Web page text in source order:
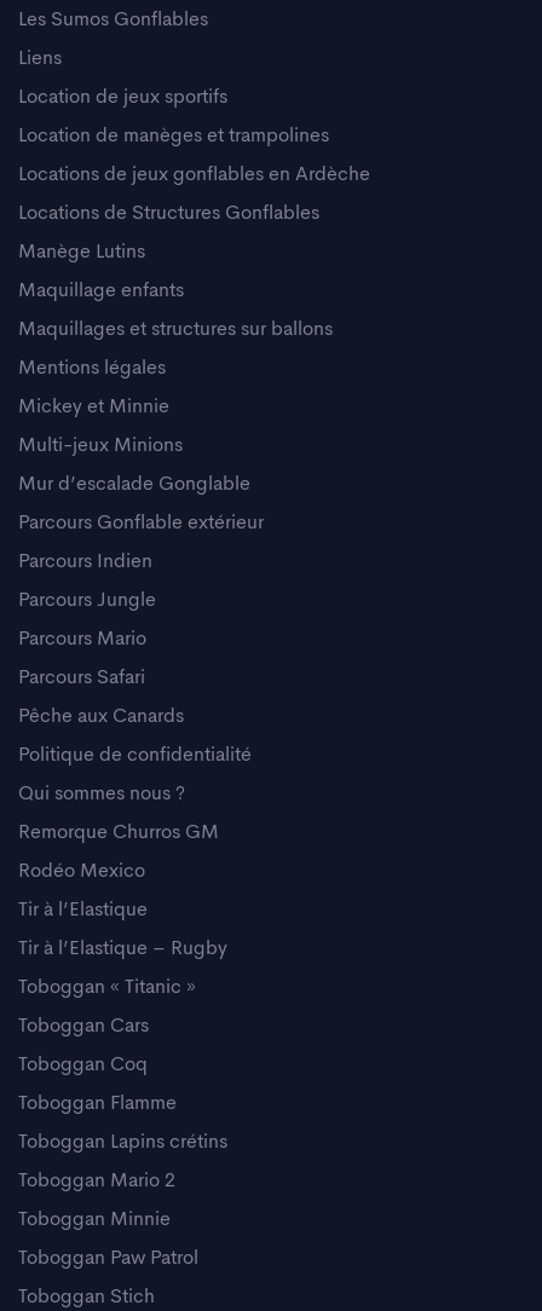
Les Sumos Gonflables
Liens
Location de jeux sportifs
Location de manèges et trampolines
Locations de jeux gonflables en Ardèche
Locations de Structures Gonflables
Manège Lutins
Maquillage enfants
Maquillages et structures sur ballons
Mentions légales
Mickey et Minnie
Multi-jeux Minions
Mur d’escalade Gonglable
Parcours Gonflable extérieur
Parcours Indien
Parcours Jungle
Parcours Mario
Parcours Safari
Pêche aux Canards
Politique de confidentialité
Qui sommes nous ?
Remorque Churros GM
Rodéo Mexico
Tir à l’Elastique
Tir à l’Elastique – Rugby
Toboggan « Titanic »
Toboggan Cars
Toboggan Coq
Toboggan Flamme
Toboggan Lapins crétins
Toboggan Mario 2
Toboggan Minnie
Toboggan Paw Patrol
Toboggan Stich